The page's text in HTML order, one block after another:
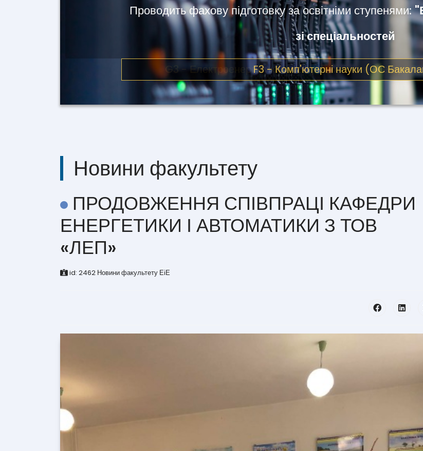
Проводить фахову підготовку за освітніми ступенями:
зі спеціальностей
G3 - Електроенергетика, електротехніка та
Новини факультету
ПРОДОВЖЕННЯ СПІВПРАЦІ КАФЕДРИ
ЕНЕРГЕТИКИ І АВТОМАТИКИ З ТОВ
«ЛЕП»
id: 2462 Новини факультету ЕіЕ